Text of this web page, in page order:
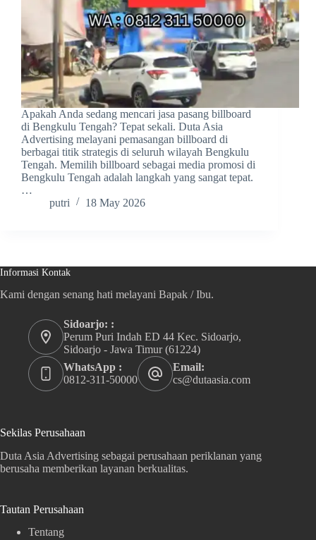
Apakah Anda sedang mencari jasa pasang billboard
di Bengkulu Tengah? Tepat sekali. Duta Asia
Advertising melayani pemasangan billboard di
berbagai titik strategis di seluruh wilayah Bengkulu
Tengah. Memilih billboard sebagai media promosi di
Bengkulu Tengah adalah langkah yang sangat tepat.
…
putri
18 May 2026
Informasi Kontak
Kami dengan senang hati melayani Bapak / Ibu.
Sidoarjo: :
Perum Puri Indah ED 44 Kec. Sidoarjo,
Sidoarjo - Jawa Timur (61224)
WhatsApp :
0812-311-50000
Email:
cs@dutaasia.com
Sekilas Perusahaan
Duta Asia Advertising sebagai perusahaan periklanan yang
berusaha memberikan layanan berkualitas.
Tautan Perusahaan
Tentang